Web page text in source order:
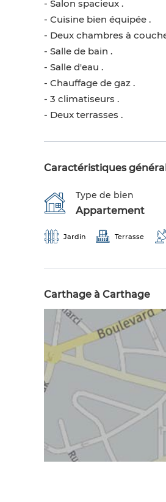
- Salon spacieux .
- Cuisine bien équipée .
- Deux chambres à
- Salle de bain .
- Salle d'eau .
- Chauffage de gaz .
- 3 climatiseurs .
- Deux terrasses .
Caractéristiques
Type de bien
Appartement
Jardin Terrasse
Carthage à Carthage